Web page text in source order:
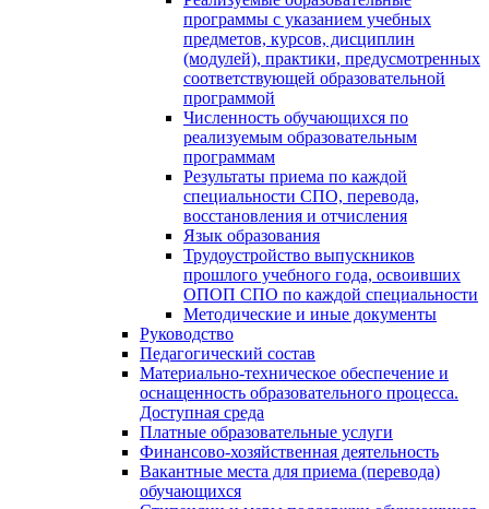
программы с указанием учебных
предметов, курсов, дисциплин
(модулей), практики, предусмотренных
соответствующей образовательной
программой
Численность обучающихся по
реализуемым образовательным
программам
Результаты приема по каждой
специальности СПО, перевода,
восстановления и отчисления
Язык образования
Трудоустройство выпускников
прошлого учебного года, освоивших
ОПОП СПО по каждой специальности
Методические и иные документы
Руководство
Педагогический состав
Материально-техническое обеспечение и
оснащенность образовательного процесса.
Доступная среда
Платные образовательные услуги
Финансово-хозяйственная деятельность
Вакантные места для приема (перевода)
обучающихся